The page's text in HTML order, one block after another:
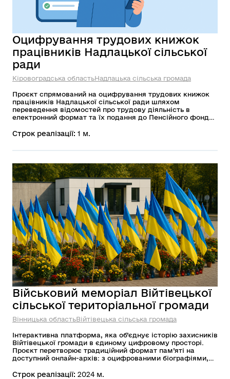
Оцифрування трудових книжок
працівників Надлацької сільської
ради
Кіровоградська областьНадлацька сільська громада
Проєкт спрямований на оцифрування трудових книжок
працівників Надлацької сільської ради шляхом
переведення відомостей про трудову діяльність в
електронний формат та їх подання до Пенсійного фонду
кадрові процеси та підтримує цифрову трансформацію
Строк реалізації: 1 м.
Військовий меморіал Війтівецької
сільської територіальної громади
Вінницька областьВійтівецька сільська громада
Інтерактивна платформа, яка об’єднує історію захисників
Війтівецької громади в єдиному цифровому просторі.
Проєкт перетворює традиційний формат пам’яті на
доступний онлайн-архів: з оцифрованими біографіями,
кодів на меморіальних об’єктах кожен мешканець або
Строк реалізації: 2024 м.